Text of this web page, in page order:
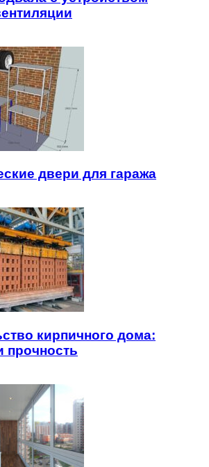
двери для гаража
кирпичного дома:
прочность